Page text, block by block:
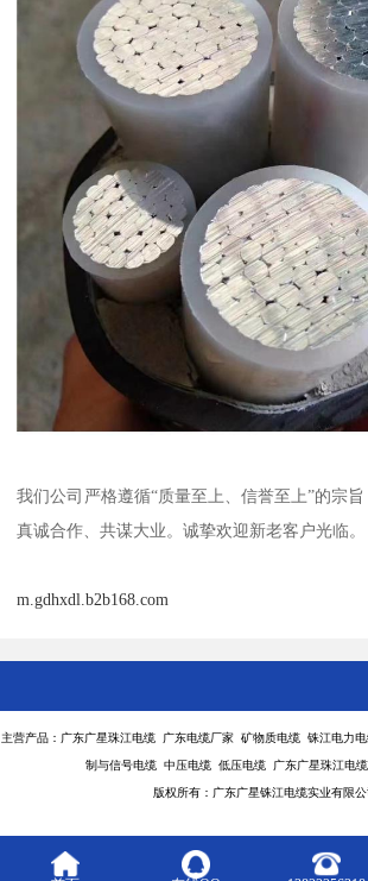
我们公司严格遵循“质量至上、信誉至上”的宗
真诚合作、共谋大业。诚挚欢迎新老客户光临。
m.gdhxdl.b2b168.com
主营产品：广东广星珠江电缆 广东电缆厂家 矿物质电缆 铢江电力
制与信号电缆 中压电缆 低压电缆 广东广星珠江电
版权所有：广东广星铢江电缆实业有限公